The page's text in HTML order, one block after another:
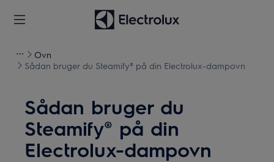
Ovn
Sådan bruger du Steamify® på din Electrolux-dampovn
Sådan bruger du
Steamify® på din
Electrolux-dampovn